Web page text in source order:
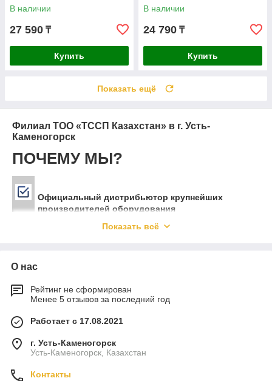
В наличии
27 590 ₸
Купить
В наличии
24 790 ₸
Купить
Показать ещё
Филиал ТОО «ТССП Казахстан» в г. Усть-
Каменогорск
ПОЧЕМУ МЫ?
Официальный дистрибьютор крупнейших
производителей оборудования
Мы заслужили доверие клиентов (компания
входит в рейтинг самых быстрорастущих
Прямое присутствие в городах Астана, Алматы,
Шымкент, Атырау и Усть-Каменогорск, а также
быстрая доставка по всему Казахстану
Показать всё
О нас
Рейтинг не сформирован
Менее 5 отзывов за последний год
Работает с 17.08.2021
г. Усть-Каменогорск
Усть-Каменогорск, Казахстан
Контакты